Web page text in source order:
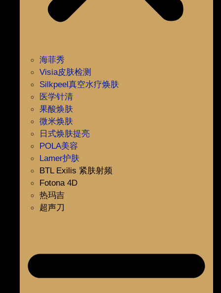
海菲秀
Visia皮肤检测
Silkpeel真空水疗焕肤
医学针清
果酸焕肤
微米焕肤
日式焕肤提亮
POLA美容
Lamer护肤
BTL Exilis 紧肤射频
Fotona 4D
热玛吉
超声刀